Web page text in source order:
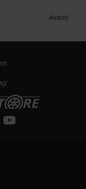
Avanti